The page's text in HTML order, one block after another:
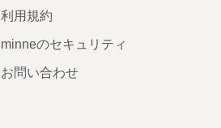
利用規約
minneのセキュリティ
お問い合わせ